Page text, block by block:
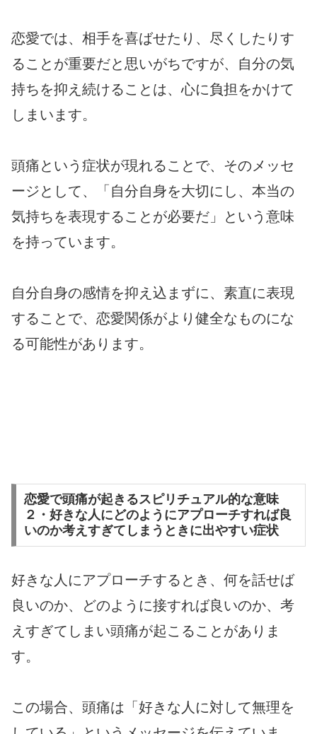
恋愛では、相手を喜ばせたり、尽くしたりす
ることが重要だと思いがちですが、自分の気
持ちを抑え続けることは、心に負担をかけて
しまいます。
頭痛という症状が現れることで、そのメッセ
ージとして、「自分自身を大切にし、本当の
気持ちを表現することが必要だ」という意味
を持っています。
自分自身の感情を抑え込まずに、素直に表現
することで、恋愛関係がより健全なものにな
る可能性があります。
恋愛で頭痛が起きるスピリチュアル的な意味
２・好きな人にどのようにアプローチすれば良
いのか考えすぎてしまうときに出やすい症状
好きな人にアプローチするとき、何を話せば
良いのか、どのように接すれば良いのか、考
えすぎてしまい頭痛が起こることがありま
す。
この場合、頭痛は「好きな人に対して無理を